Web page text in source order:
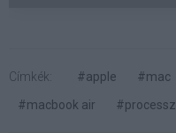
Címkék: #apple #mac
#macbook air